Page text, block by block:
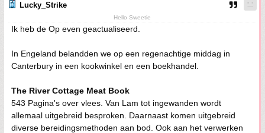
Lucky_Strike
Hello Sweetie
Ik heb de Op even geactualiseerd.
In Engeland belandden we op een regenachtige middag in
Canterbury in een kookwinkel en een boekhandel.
The River Cottage Meat Book
543 Pagina's over vlees. Van Lam tot ingewanden wordt
allemaal uitgebreid besproken. Daarnaast komen uitgebreid
diverse bereidingsmethoden aan bod. Ook aan het verwerken